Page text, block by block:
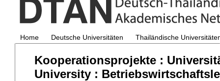
Home Deutsche Universitäten Thailändische
Kooperationsprojekte :
University :